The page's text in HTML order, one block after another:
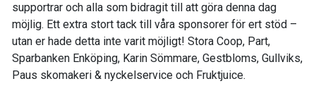
supportrar och alla som bidragit till att göra denna dag
möjlig. Ett extra stort tack till våra sponsorer för ert stöd –
utan er hade detta inte varit möjligt! Stora Coop, Part,
Sparbanken Enköping, Karin Sömmare, Gestbloms, Gullviks,
Paus skomakeri & nyckelservice och Fruktjuice.